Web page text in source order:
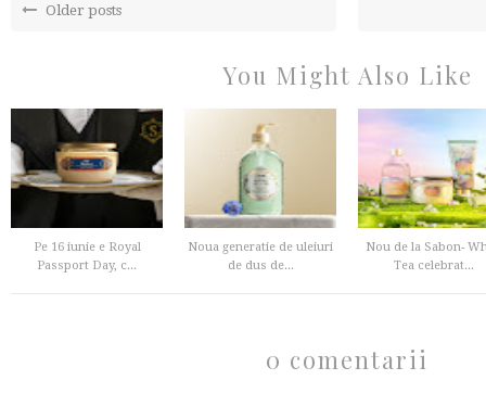
Older posts
You Might Also Like
Pe 16 iunie e Royal
Passport Day, c...
Noua generatie de uleiuri
de dus de...
Nou de la Sabon-
Tea celebrat...
0 comentarii